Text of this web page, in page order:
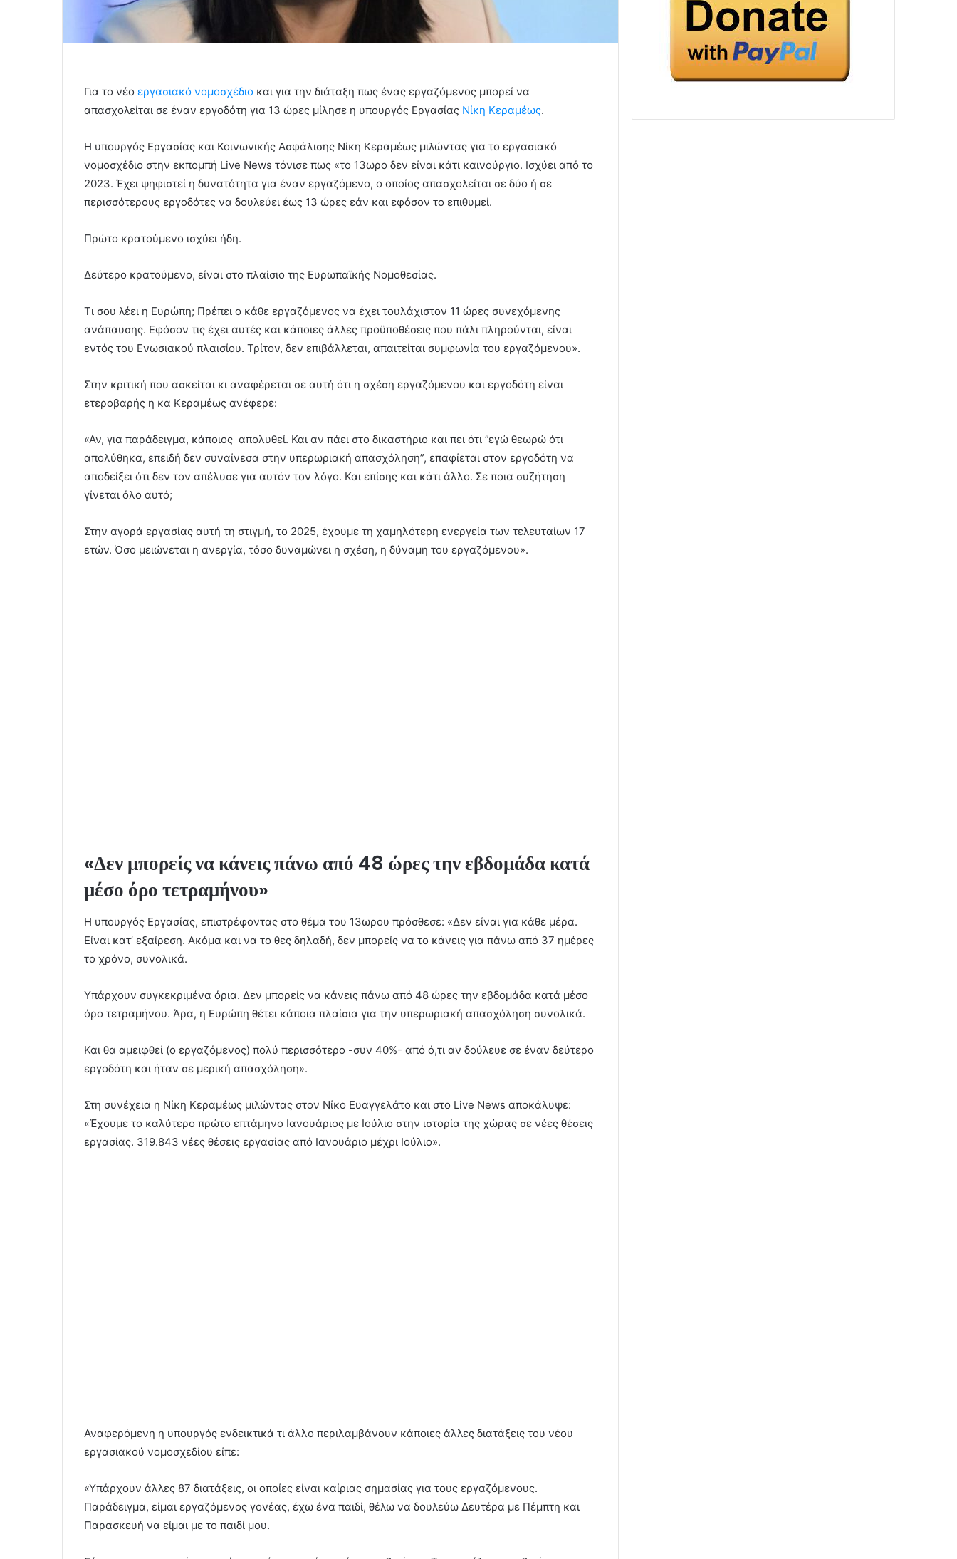
Για το νέο εργασιακό νομοσχέδιο και για την διάταξη πως ένας εργαζόμενος μπορεί να
απασχολείται σε έναν εργοδότη για 13 ώρες μίλησε η υπουργός Εργασίας Νίκη Κεραμέως.
Η υπουργός Εργασίας και Κοινωνικής Ασφάλισης Νίκη Κεραμέως μιλώντας για το εργασιακό
νομοσχέδιο στην εκπομπή Live News τόνισε πως «το 13ωρο δεν είναι κάτι καινούργιο. Ισχύει από το
2023. Έχει ψηφιστεί η δυνατότητα για έναν εργαζόμενο, ο οποίος απασχολείται σε δύο ή σε
περισσότερους εργοδότες να δουλεύει έως 13 ώρες εάν και εφόσον το επιθυμεί.
Πρώτο κρατούμενο ισχύει ήδη.
Δεύτερο κρατούμενο, είναι στο πλαίσιο της Ευρωπαϊκής Νομοθεσίας.
Τι σου λέει η Ευρώπη; Πρέπει ο κάθε εργαζόμενος να έχει τουλάχιστον 11 ώρες συνεχόμενης
ανάπαυσης. Εφόσον τις έχει αυτές και κάποιες άλλες προϋποθέσεις που πάλι πληρούνται, είναι
εντός του Ενωσιακού πλαισίου. Τρίτον, δεν επιβάλλεται, απαιτείται συμφωνία του εργαζόμενου».
Στην κριτική που ασκείται κι αναφέρεται σε αυτή ότι η σχέση εργαζόμενου και εργοδότη είναι
ετεροβαρής η κα Κεραμέως ανέφερε:
«Αν, για παράδειγμα, κάποιος απολυθεί. Και αν πάει στο δικαστήριο και πει ότι ”εγώ θεωρώ ότι
απολύθηκα, επειδή δεν συναίνεσα στην υπερωριακή απασχόληση”, επαφίεται στον εργοδότη να
αποδείξει ότι δεν τον απέλυσε για αυτόν τον λόγο. Και επίσης και κάτι άλλο. Σε ποια συζήτηση
γίνεται όλο αυτό;
Στην αγορά εργασίας αυτή τη στιγμή, το 2025, έχουμε τη χαμηλότερη ενεργεία των τελευταίων 17
ετών. Όσο μειώνεται η ανεργία, τόσο δυναμώνει η σχέση, η δύναμη του εργαζόμενου».
«Δεν μπορείς να κάνεις πάνω από 48 ώρες την εβδομάδα κατά
μέσο όρο τετραμήνου»
Η υπουργός Εργασίας, επιστρέφοντας στο θέμα του 13ωρου πρόσθεσε: «Δεν είναι για κάθε μέρα.
Είναι κατ’ εξαίρεση. Ακόμα και να το θες δηλαδή, δεν μπορείς να το κάνεις για πάνω από 37 ημέρες
το χρόνο, συνολικά.
Υπάρχουν συγκεκριμένα όρια. Δεν μπορείς να κάνεις πάνω από 48 ώρες την εβδομάδα κατά μέσο
όρο τετραμήνου. Άρα, η Ευρώπη θέτει κάποια πλαίσια για την υπερωριακή απασχόληση συνολικά.
Και θα αμειφθεί (ο εργαζόμενος) πολύ περισσότερο -συν 40%- από ό,τι αν δούλευε σε έναν δεύτερο
εργοδότη και ήταν σε μερική απασχόληση».
Στη συνέχεια η Νίκη Κεραμέως μιλώντας στον Νίκο Ευαγγελάτο και στο Live News αποκάλυψε:
«Έχουμε το καλύτερο πρώτο επτάμηνο Ιανουάριος με Ιούλιο στην ιστορία της χώρας σε νέες θέσεις
εργασίας. 319.843 νέες θέσεις εργασίας από Ιανουάριο μέχρι Ιούλιο».
Αναφερόμενη η υπουργός ενδεικτικά τι άλλο περιλαμβάνουν κάποιες άλλες διατάξεις του νέου
εργασιακού νομοσχεδίου είπε:
«Υπάρχουν άλλες 87 διατάξεις, οι οποίες είναι καίριας σημασίας για τους εργαζόμενους.
Παράδειγμα, είμαι εργαζόμενος γονέας, έχω ένα παιδί, θέλω να δουλεύω Δευτέρα με Πέμπτη και
Παρασκευή να είμαι με το παιδί μου.